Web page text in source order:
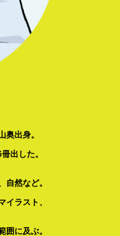
奥出身。
出した。
然など。
ラスト、
囲に及ぶ。